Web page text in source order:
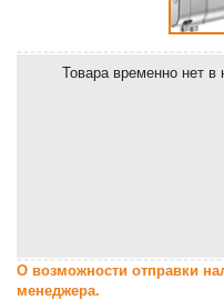
Товара временно нет в
О возможности отправки
менеджера.